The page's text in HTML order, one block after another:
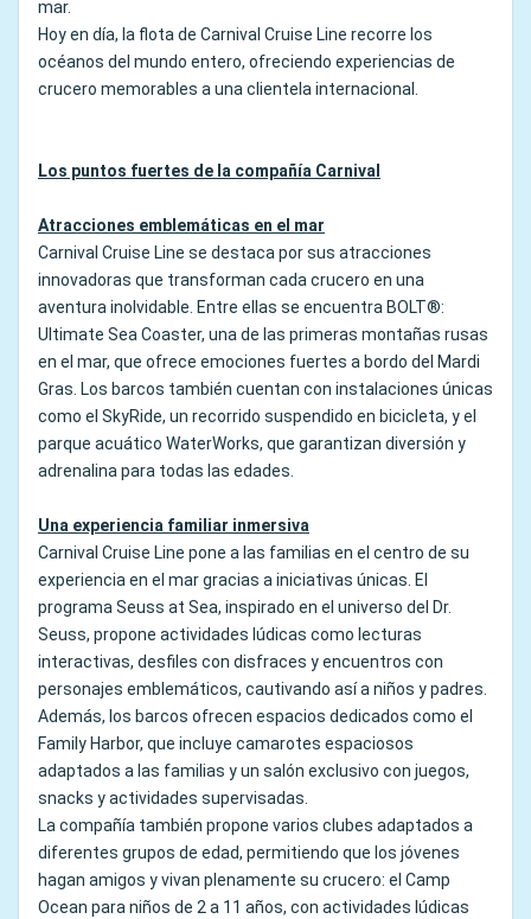
mar.
Hoy en día, la flota de Carnival Cruise Line recorre los
océanos del mundo entero, ofreciendo experiencias de
crucero memorables a una clientela internacional.
Los puntos fuertes de la compañía Carnival
Atracciones emblemáticas en el mar
Carnival Cruise Line se destaca por sus atracciones
innovadoras que transforman cada crucero en una
aventura inolvidable. Entre ellas se encuentra BOLT®:
Ultimate Sea Coaster, una de las primeras montañas rusas
en el mar, que ofrece emociones fuertes a bordo del Mardi
Gras. Los barcos también cuentan con instalaciones únicas
como el SkyRide, un recorrido suspendido en bicicleta, y el
parque acuático WaterWorks, que garantizan diversión y
adrenalina para todas las edades.
Una experiencia familiar inmersiva
Carnival Cruise Line pone a las familias en el centro de su
experiencia en el mar gracias a iniciativas únicas. El
programa Seuss at Sea, inspirado en el universo del Dr.
Seuss, propone actividades lúdicas como lecturas
interactivas, desfiles con disfraces y encuentros con
personajes emblemáticos, cautivando así a niños y padres.
Además, los barcos ofrecen espacios dedicados como el
Family Harbor, que incluye camarotes espaciosos
adaptados a las familias y un salón exclusivo con juegos,
snacks y actividades supervisadas.
La compañía también propone varios clubes adaptados a
diferentes grupos de edad, permitiendo que los jóvenes
hagan amigos y vivan plenamente su crucero: el Camp
Ocean para niños de 2 a 11 años, con actividades lúdicas